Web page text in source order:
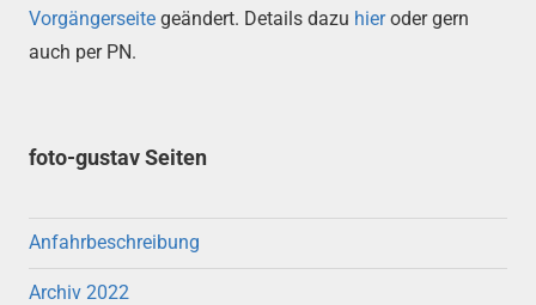
Vorgängerseite geändert. Details dazu hieroder gern
auch per PN.
foto-gustav Seiten
Anfahrbeschreibung
Archiv 2022